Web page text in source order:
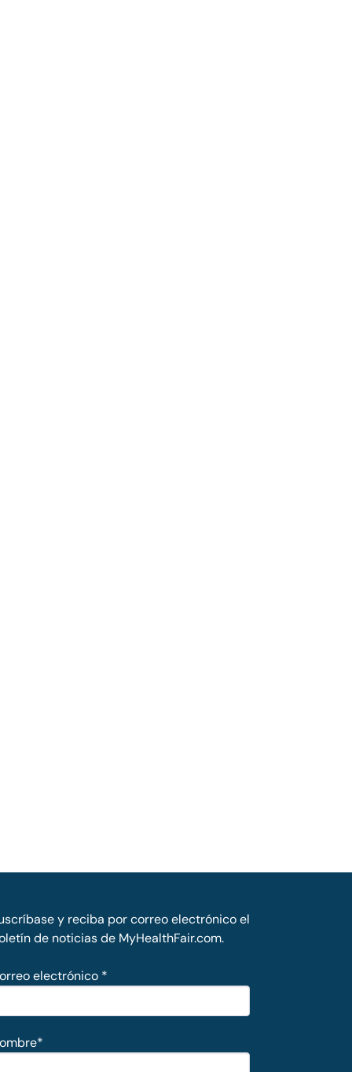
y reciba por correo electrónico el
de noticias de MyHealthFair.com.
electrónico *
*